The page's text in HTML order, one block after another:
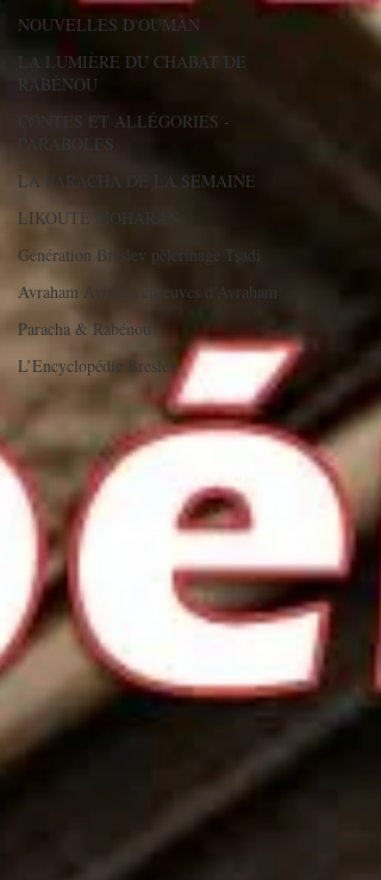
NOUVELLES D'OUMAN
LA LUMIÈRE DU CHABAT DE
RABÉNOU
CONTES ET ALLÉGORIES -
PARABOLES
LA PARACHA DE LA SEMAINE
LIKOUTÉ MOHARAN
Génération Breslev pèlerinage Tsadi
Avraham Avinou, épreuves d’Avraham
Paracha & Rabénou
L’Encyclopédie Breslev